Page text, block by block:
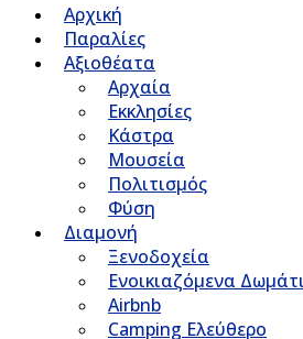
Αρχική
Παραλίες
Αξιοθέατα
Αρχαία
Εκκλησίες
Κάστρα
Μουσεία
Πολιτισμός
Φύση
Διαμονή
Ξενοδοχεία
Ενοικιαζόμενα
Airbnb
Camping Ελεύθερο